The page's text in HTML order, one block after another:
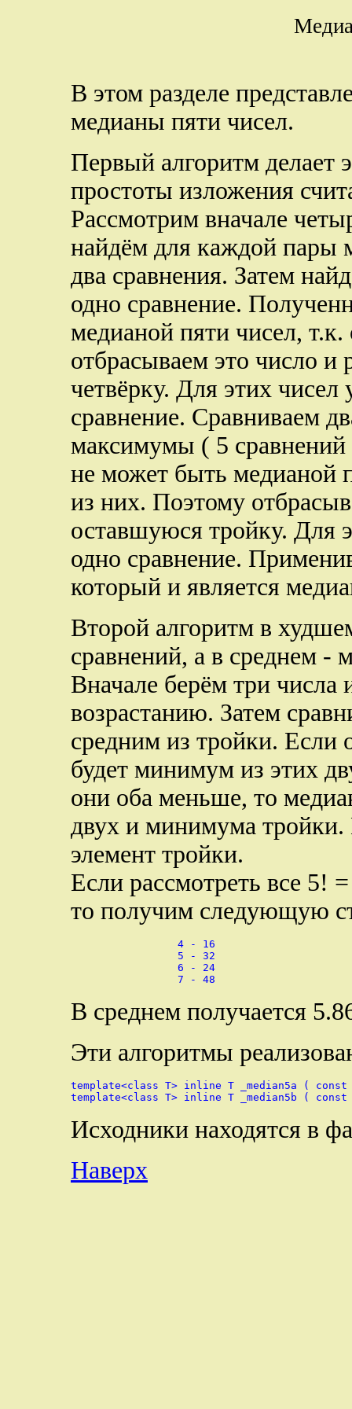
В этом разделе
медианы пяти чисел.
Первый алгоритм делает
простоты изложения
Рассмотрим вначале
найдём для каждой пары
два сравнения. Затем
одно сравнение.
медианой пяти чисел,
отбрасываем это число и
четвёрку. Для этих чисел
сравнение. Сравниваем
максимумы ( 5
не может быть медианой
из них. Поэтому
оставшуюся тройку. Для
одно сравнение.
который и является
Второй алгоритм в
сравнений, а в среднем -
Вначале берём три числа
возрастанию. Затем
средним из тройки. Если
будет минимум из этих
они оба меньше, то
двух и минимума тройки.
элемент тройки.
Если рассмотреть все 5!
то получим следующую
В среднем получается
Эти алгоритмы
template<class T> inline T _median5a (
Исходники находятся в
Наверх